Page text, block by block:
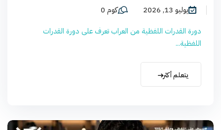
يوليو 13, 2026
كوم 0
دورة القدرات اللفظية من العراب تعرف على دورة القدرات
اللفظية...
يتعلم أكثر